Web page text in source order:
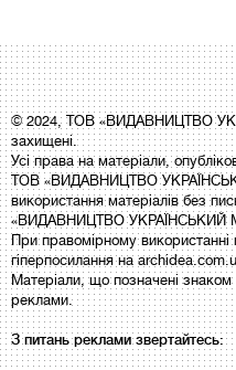
© 2024, ТОВ «ВИДАВНИЦТВО
захищені.
Усі права на матеріали,
ТОВ «ВИДАВНИЦТВО
використання матеріалів без
«ВИДАВНИЦТВО УКРАЇНСЬКИЙ
При правомірному використанні
гіперпосилання на
Матеріали, що позначені
реклами.
З питань реклами звертайтесь: